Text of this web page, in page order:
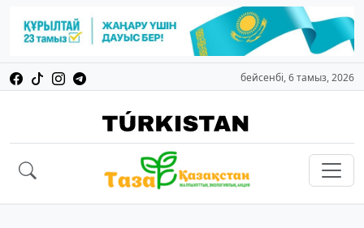
бейсенбі, 6 тамыз, 2026